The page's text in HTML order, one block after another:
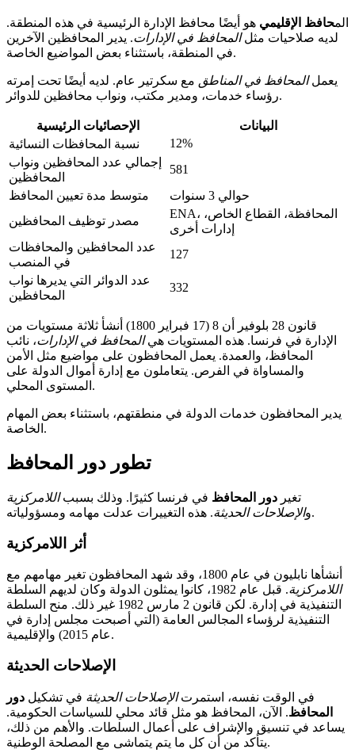
المحافظ الإقليمي هو أيضًا محافظ الإدارة الرئيسية في هذه المنطقة.
لديه صلاحيات مثلالمحافظ في الإدارات. يدير المحافظين الآخرين
في المنطقة، باستثناء بعض المواضيع الخاصة.
يعملالمحافظ في المناطق مع سكرتير عام. لديه أيضًا تحت إمرته
رؤساء خدمات، ومدير مكتب، ونواب محافظين للدوائر.
الإحصائيات الرئيسية
البيانات
نسبة المحافظات النسائية
12%
إجمالي عدد المحافظين ونواب
المحافظين
581
متوسط مدة تعيين المحافظ
حوالي 3 سنوات
مصدر توظيف المحافظين
ENA، المحافظة، القطاع الخاص،
إدارات أخرى
عدد المحافظين والمحافظات
في المنصب
127
عدد الدوائر التي يديرها نواب
المحافظين
332
قانون 28 بلوفير أن 8 (17 فبراير 1800) أنشأ ثلاثة مستويات من
الإدارة في فرنسا. هذه المستويات هيالمحافظ في الإدارات، نائب
المحافظ، والعمدة. يعمل المحافظون على مواضيع مثل الأمن
والمساواة في الفرص. يتعاملون مع إدارة أموال الدولة على
المستوى المحلي.
يدير المحافظون خدمات الدولة في منطقتهم، باستثناء بعض المهام
الخاصة.
تطور دور المحافظ
تغير دور المحافظ في فرنسا كثيرًا. وذلك بسبباللامركزية
والإصلاحات الحديثة . هذه التغييرات عدلت مهامه ومسؤولياته.
أثر اللامركزية
أنشأها نابليون في عام 1800، وقد شهد المحافظون تغير مهامهم مع
اللامركزية
. قبل عام 1982، كانوا يمثلون الدولة وكان لديهم السلطة
التنفيذية في إدارة. لكن قانون 2 مارس 1982 غير ذلك. منح السلطة
التنفيذية لرؤساء المجالس العامة (التي أصبحت مجلس إدارة في
عام 2015) والإقليمية.
الإصلاحات الحديثة
في الوقت نفسه، استمرتالإصلاحات الحديثة في تشكيل دور
المحافظ. الآن، المحافظ هو مثل قائد محلي للسياسات الحكومية.
يساعد في تنسيق والإشراف على أعمال السلطات. والأهم من ذلك،
يتأكد من أن كل ما يتم يتماشى مع المصلحة الوطنية.